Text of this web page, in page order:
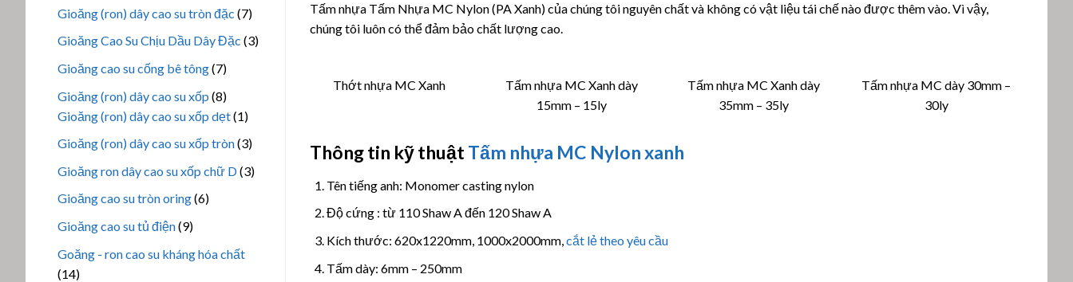
phẩm
Gioăng (ron) dây cao su tròn đặc 77
sản
phẩm
Gioăng Cao Su Chịu Dầu Dây Đặc 33
Gioăng cao su cống bê tông 77
phẩm
Gioăng (ron) dây cao su xốp 88
sản
Gioăng (ron) dây cao su xốp dẹt 11
phẩm
Gioăng (ron) dây cao su xốp tròn 33
phẩm
Gioăng ron dây cao su xốp chữ D 33
Gioăng cao su tròn oring 66
Gioăng cao su tủ điện 99
phẩm
Goăng - ron cao su kháng hóa chất
1414
Tấm nhựa Tấm Nhựa MC Nylon (PA Xanh) của chúng tôi nguyên chất và không có vật liệu tái chế nào được thêm vào. Vì vậy,
chúng tôi luôn có thể đảm bảo chất lượng cao.
Thớt nhựa MC Xanh
Tấm nhựa MC Xanh dày
15mm – 15ly
Tấm nhựa MC Xanh dày
35mm – 35ly
Tấm nhựa MC dày 30mm –
30ly
Thông tin kỹ thuậtTấm nhựa MC Nylon xanh
Tên tiếng anh: Monomer casting nylon
Độ cứng : từ 110 Shaw A đến 120 Shaw A
Kích thước: 620x1220mm, 1000x2000mm,cắt lẻ theo yêu cầu
Tấm dày: 6mm – 250mm